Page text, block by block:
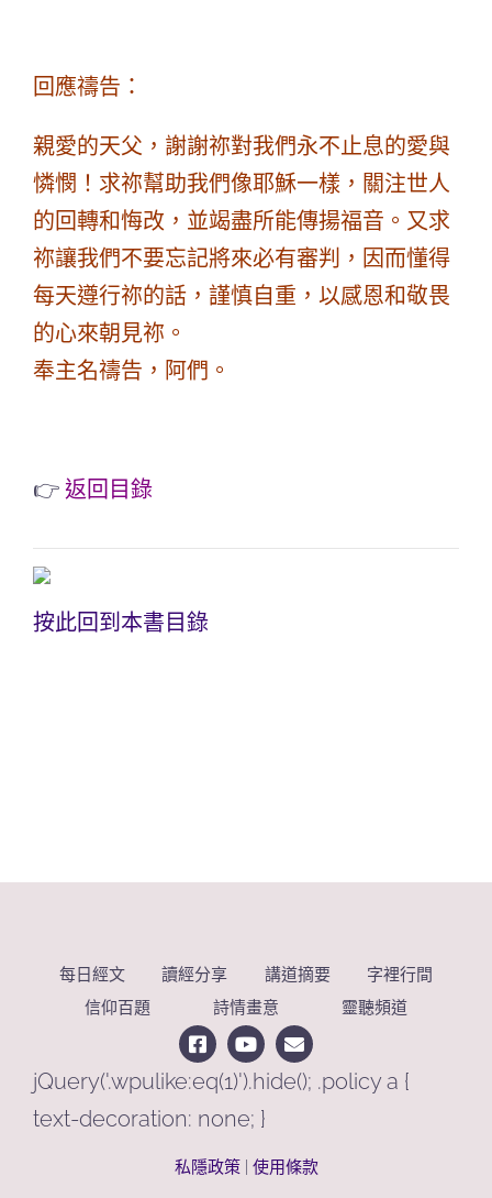
回應禱告：
親愛的天父，謝謝祢對我們永不止息的愛與
憐憫！求祢幫助我們像耶穌一樣，關注世人
的回轉和悔改，並竭盡所能傳揚福音。又求
祢讓我們不要忘記將來必有審判，因而懂得
每天遵行祢的話，謹慎自重，以感恩和敬畏
的心來朝見祢。
奉主名禱告，阿們。
👉 返回目錄
按此回到本書目錄
每日經文 讀經分享 講道摘要
字裡行間
信仰百題
詩情畫意 靈聽頻道
jQuery('.wpulike:eq(1)').hide(); .policy a {
text-decoration: none; }
私隱政策| 使用條款